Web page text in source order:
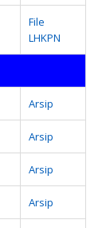
File
LHKPN
Arsip
Arsip
Arsip
Arsip